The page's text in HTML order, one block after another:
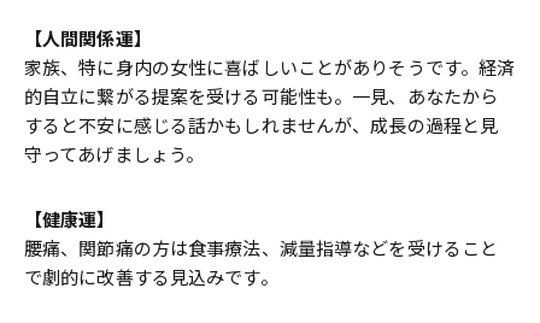
【人間関係運】
家族、特に身内の女性に喜ばしいことがありそうです。経済
的自立に繋がる提案を受ける可能性も。一見、あなたから
すると不安に感じる話かもしれませんが、成長の過程と見
守ってあげましょう。
【健康運】
腰痛、関節痛の方は食事療法、減量指導などを受けること
で劇的に改善する見込みです。